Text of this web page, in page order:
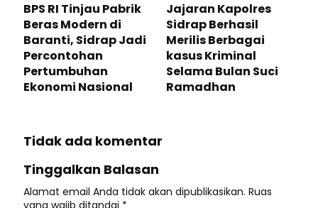
BPS RI Tinjau Pabrik
Beras Modern di
Baranti, Sidrap Jadi
Percontohan
Pertumbuhan
Ekonomi Nasional
Jajaran Kapolres
Sidrap Berhasil
Merilis Berbagai
kasus Kriminal
Selama Bulan Suci
Ramadhan
Tidak ada komentar
Tinggalkan Balasan
Alamat email Anda tidak akan dipublikasikan. Ruas